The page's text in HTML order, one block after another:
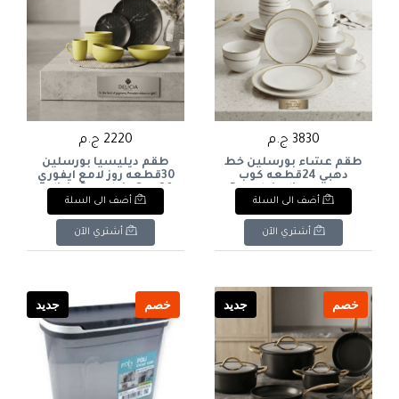
3830 ج.م
طقم عشاء بورسلين خط
دهبي 24قطعه كوب
كريميPorcelain dinner
set with gold trim, 24
pieces, cream-colored
cup
أضف الى السلة
أشتري الآن
2220 ج.م
طقم ديليسيا بورسلين
30قطعه روز لامع ايفوري
Delicia Porcelain Set, 30
Pieces, Rose Ivory Glossy
أضف الى السلة
أشتري الآن
خصم جديد خصم جديد